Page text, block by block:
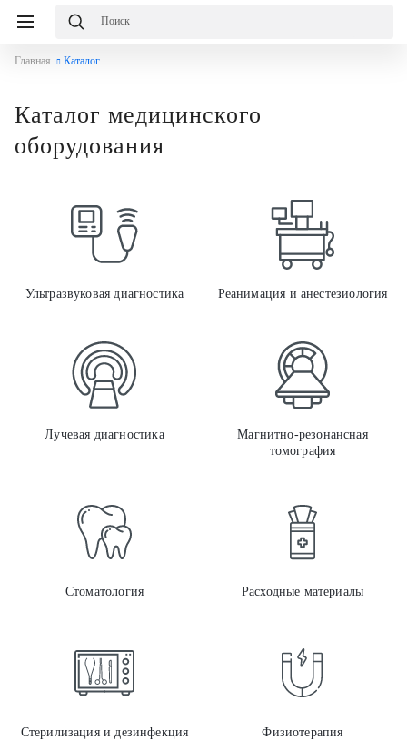
Главная Каталог
Каталог медицинского
оборудования
Ультразвуковая диагностика Реанимация и анестезиология
Лучевая диагностика
Магнитно-резонансная
томография
Стоматология Расходные материалы
Стерилизация и дезинфекция Физиотерапия